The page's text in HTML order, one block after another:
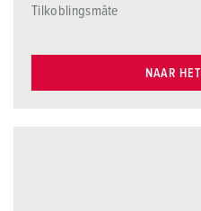
Tilkoblingsmåte
NAAR